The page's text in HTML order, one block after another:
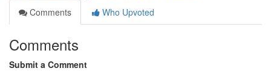
Comments
Who Upvoted
Comments
Submit a Comment